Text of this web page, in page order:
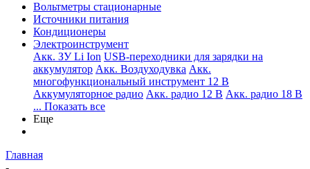
Вольтметры стационарные
Источники питания
Кондиционеры
Электроинструмент
Aкк. ЗУ Li Ion USB-переходники для зарядки на
аккумулятор Акк. Воздуходувка Акк.
многофункциональный инструмент 12 В
Аккумуляторное радио Акк. радио 12 В Акк. радио 18 В
... Показать все
Еще
Главная